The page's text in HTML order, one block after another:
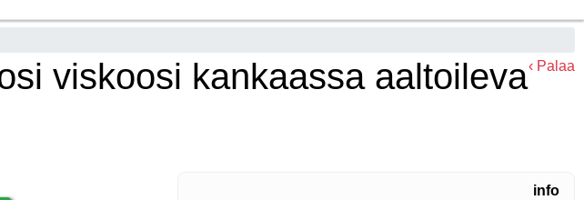
viskoosi kankaassa aaltoileva‹ Palaa
info